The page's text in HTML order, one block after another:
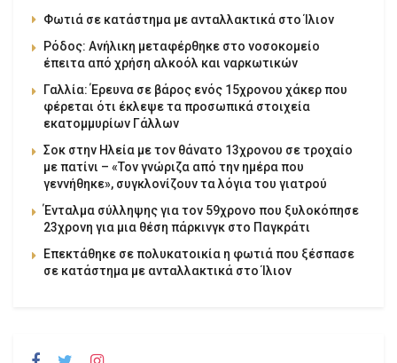
Φωτιά σε κατάστημα με ανταλλακτικά στο Ίλιον
Ρόδος: Ανήλικη μεταφέρθηκε στο νοσοκομείο
έπειτα από χρήση αλκοόλ και ναρκωτικών
Γαλλία: Έρευνα σε βάρος ενός 15χρονου χάκερ που
φέρεται ότι έκλεψε τα προσωπικά στοιχεία
εκατομμυρίων Γάλλων
Σοκ στην Ηλεία με τον θάνατο 13χρονου σε τροχαίο
με πατίνι – «Τον γνώριζα από την ημέρα που
γεννήθηκε», συγκλονίζουν τα λόγια του γιατρού
Ένταλμα σύλληψης για τον 59χρονο που ξυλοκόπησε
23χρονη για μια θέση πάρκινγκ στο Παγκράτι
Επεκτάθηκε σε πολυκατοικία η φωτιά που ξέσπασε
σε κατάστημα με ανταλλακτικά στο Ίλιον